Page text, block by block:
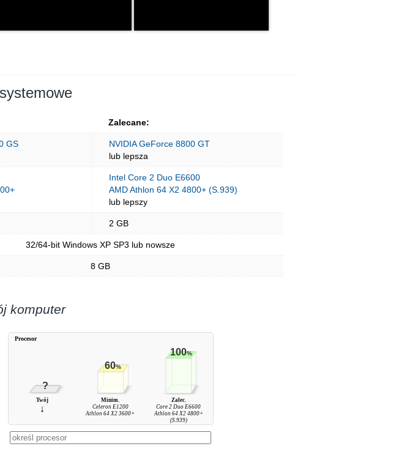
Zalecane:
GS
NVIDIA GeForce 8800 GT
lub lepsza
Intel Core 2 Duo E6600
AMD Athlon 64 X2 4800+ (S.939)
lub lepszy
2 GB
32/64-bit Windows XP SP3 lub nowsze
8 GB
komputer
?
60%
100%
Twój
↓
Minim.
Celeron E1200
Athlon 64 X2 3600+
Zalec.
Core 2 Duo E6600
Athlon 64 X2 4800+
(S.939)
Procesor